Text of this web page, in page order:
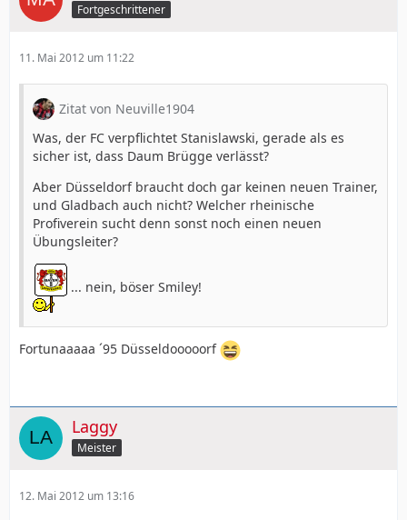
Fortgeschrittener
11. Mai 2012 um 11:22
Zitat von Neuville1904
Was, der FC verpflichtet Stanislawski, gerade als es
sicher ist, dass Daum Brügge verlässt?
Aber Düsseldorf braucht doch gar keinen neuen Trainer,
und Gladbach auch nicht? Welcher rheinische
Profiverein sucht denn sonst noch einen neuen
Übungsleiter?
... nein, böser Smiley!
Fortunaaaaa ´95 Düsseldooooorf
Laggy
Meister
12. Mai 2012 um 13:16